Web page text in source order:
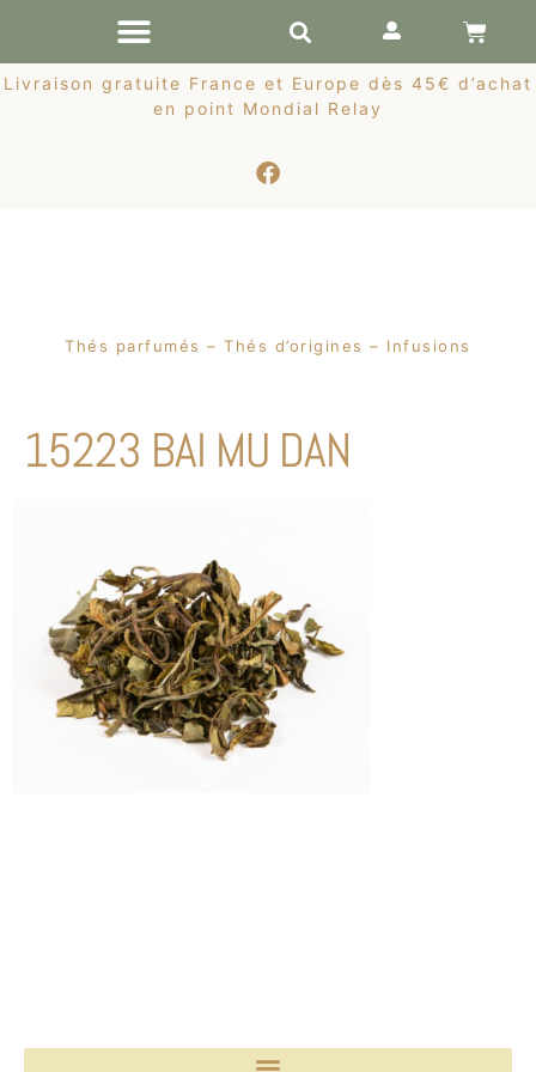
Livraison gratuite France et Europe dès 45€ d’achat
en point Mondial Relay
Thés parfumés – Thés d’origines – Infusions
15223 BAI MU DAN